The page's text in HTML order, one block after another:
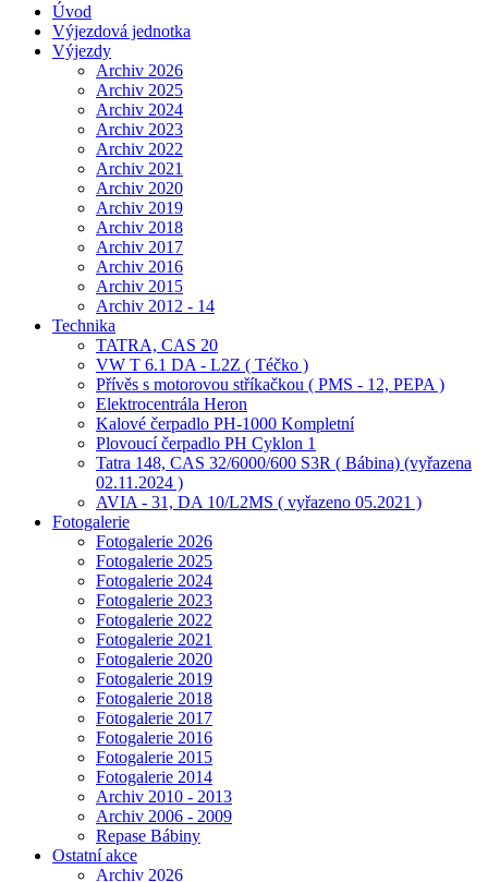
Úvod
Výjezdová jednotka
Výjezdy
Archiv 2026
Archiv 2025
Archiv 2024
Archiv 2023
Archiv 2022
Archiv 2021
Archiv 2020
Archiv 2019
Archiv 2018
Archiv 2017
Archiv 2016
Archiv 2015
Archiv 2012 - 14
Technika
TATRA, CAS 20
VW T 6.1 DA - L2Z ( Téčko )
Přívěs s motorovou stříkačkou ( PMS - 12, PEPA )
Elektrocentrála Heron
Kalové čerpadlo PH-1000 Kompletní
Plovoucí čerpadlo PH Cyklon 1
Tatra 148, CAS 32/6000/600 S3R ( Bábina) (vyřazena
02.11.2024 )
AVIA - 31, DA 10/L2MS ( vyřazeno 05.2021 )
Fotogalerie
Fotogalerie 2026
Fotogalerie 2025
Fotogalerie 2024
Fotogalerie 2023
Fotogalerie 2022
Fotogalerie 2021
Fotogalerie 2020
Fotogalerie 2019
Fotogalerie 2018
Fotogalerie 2017
Fotogalerie 2016
Fotogalerie 2015
Fotogalerie 2014
Archiv 2010 - 2013
Archiv 2006 - 2009
Repase Bábiny
Ostatní akce
Archiv 2026